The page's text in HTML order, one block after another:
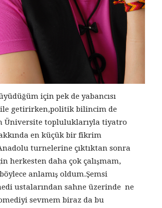
için pek de yabancısı
getirirken,politik bilincim de
Üniversite topluluklarıyla tiyatro
en küçük bir fikrim
turnelerine çıktıktan sonra
herkesten daha çok çalışmam,
anlamış oldum.Şemsi
ustalarından sahne üzerinde ne
sevmem biraz da bu